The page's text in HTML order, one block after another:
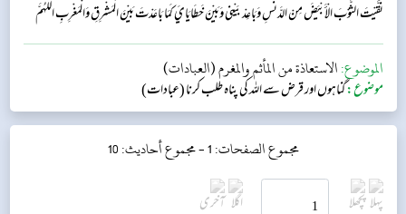
نَقَّيْتَ الثَّوْبَ الْأَبْيَضَ مِنْ الدَّنَسِ وَبَاعِدْ بَيْنِي وَبَيْنَ خَطَايَايَ كَمَا بَاعَدْتَ بَيْنَ الْمَشْرِقِ وَالْمَغْرِبِ اللَّهُمَّ
إِنِّ...
الموضوع:الاستعاذة من المأثم والمغرم (العبادات)
موضوع:گناہوں اور قرض سے اللہ کی پناہ طلب کرنا (عبادات)
مجموع الصفحات: 1 - مجموع أحاديث: 10